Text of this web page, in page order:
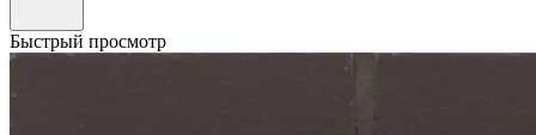
Быстрый просмотр